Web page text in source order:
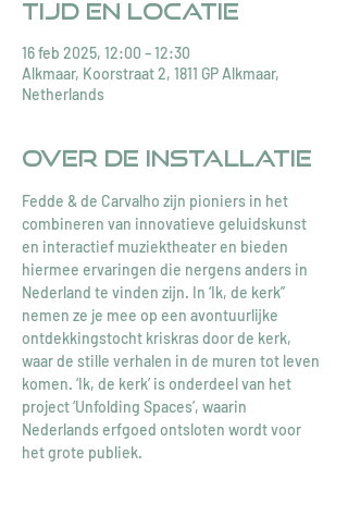
Tijd en locatie
16 feb 2025, 12:00 – 12:30
Alkmaar, Koorstraat 2, 1811 GP Alkmaar,
Netherlands
Over de installatie
Fedde & de Carvalho zijn pioniers in het
combineren van innovatieve geluidskunst
en interactief muziektheater en bieden
hiermee ervaringen die nergens anders in
Nederland te vinden zijn. In ‘Ik, de kerk”
nemen ze je mee op een avontuurlijke
ontdekkingstocht kriskras door de kerk,
waar de stille verhalen in de muren tot leven
komen. ‘Ik, de kerk’ is onderdeel van het
project ‘Unfolding Spaces’, waarin
Nederlands erfgoed ontsloten wordt voor
het grote publiek.